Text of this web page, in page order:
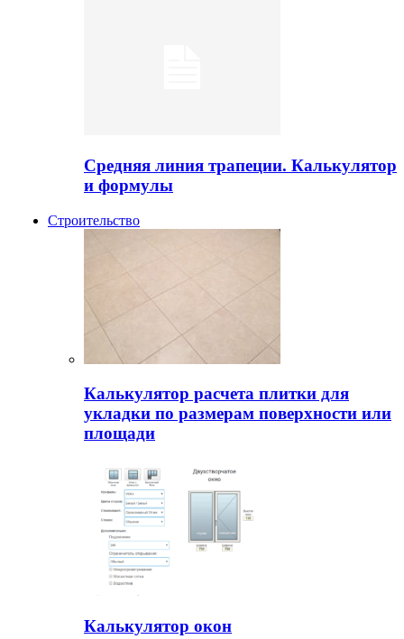
Средняя линия трапеции. Калькулятор
и формулы
Строительство
Калькулятор расчета плитки для
укладки по размерам поверхности или
площади
Калькулятор окон